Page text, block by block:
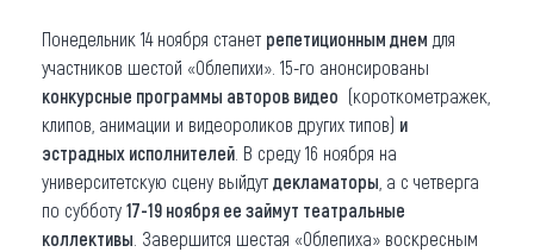
Понедельник 14 ноября станет репетиционным днем для
участников шестой «Облепихи». 15-го анонсированы
конкурсные программы авторов видео (короткометражек,
клипов, анимации и видеороликов других типов) и
эстрадных исполнителей . В среду 16 ноября на
университетскую сцену выйдут декламаторы , а с четверга
по субботу 17-19 ноября ее займут театральные
коллективы . Завершится шестая «Облепиха» воскресным